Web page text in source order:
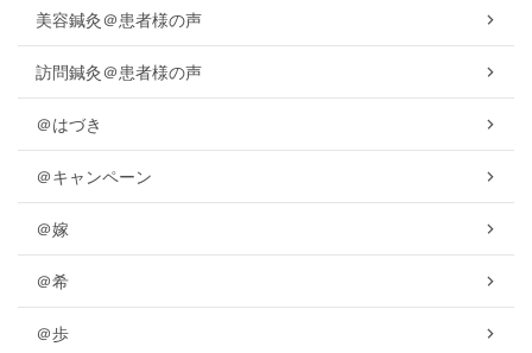
美容鍼灸＠患者様の声
訪問鍼灸＠患者様の声
＠はづき
＠キャンペーン
＠嫁
＠希
＠歩